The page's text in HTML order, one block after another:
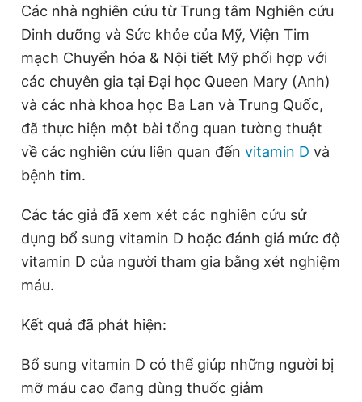
Các nhà nghiên cứu từ Trung tâm Nghiên cứu
Dinh dưỡng và Sức khỏe của Mỹ, Viện Tim
mạch Chuyển hóa & Nội tiết Mỹ phối hợp với
các chuyên gia tại Đại học Queen Mary (Anh)
và các nhà khoa học Ba Lan và Trung Quốc,
đã thực hiện một bài tổng quan tường thuật
về các nghiên cứu liên quan đến vitamin D và
bệnh tim.
Các tác giả đã xem xét các nghiên cứu sử
dụng bổ sung vitamin D hoặc đánh giá mức độ
vitamin D của người tham gia bằng xét nghiệm
máu.
Kết quả đã phát hiện:
Bổ sung vitamin D có thể giúp những người bị
mỡ máu cao đang dùng thuốc giảm